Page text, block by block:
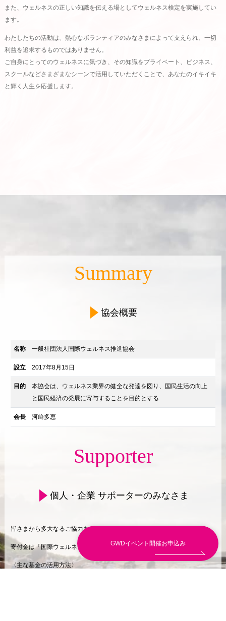
また、ウェルネスの正しい知識を伝える場としてウェルネス検定を実施してい
ます。
わたしたちの活動は、熱心なボランティアのみなさまによって支えられ、一切
利益を追求するものではありません。
ご自身にとってのウェルネスに気づき、その知識をプライベート、ビジネス、
スクールなどさまざまなシーンで活用していただくことで、あなたのイキイキ
と輝く人生を応援します。
Summary
協会概要
名称 一般社団法人国際ウェルネス推進協会
設立 2017年8月15日
目的
本協会は、ウェルネス業界の健全な発達を図り、国民生活の向上
と国民経済の発展に寄与することを目的とする
会長 河﨑多恵
Supporter
個人・企業 サポーターのみなさま
皆さまから多大なるご協力をいただき、誠にありがとうございます。
寄付金は「国際ウェルネス基金」として活用されます。
〈主な基金の活用方法〉
GWDイベント開催お申込み